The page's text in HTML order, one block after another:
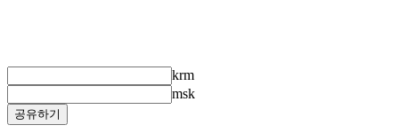
krm
msk
공유하기